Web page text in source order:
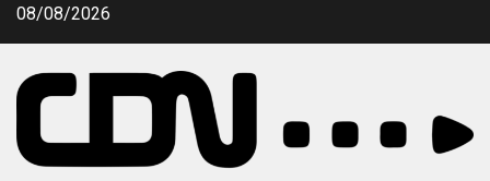
Przejdź
08/08/2026